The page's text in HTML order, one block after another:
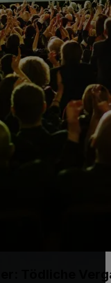
Tödliche